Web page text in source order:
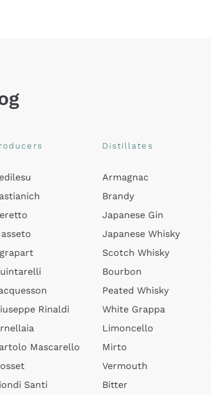
Rinaldi
Mascarello
Santi
Distillates
Armagnac
Brandy
Japanese Gin
Japanese Whisky
Scotch Whisky
Bourbon
Peated Whisky
White Grappa
Limoncello
Mirto
Vermouth
Bitter